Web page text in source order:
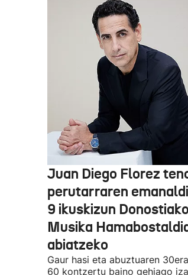
Juan Diego Florez
perutarraren
9 ikuskizun Donostiako
Musika
abiatzeko
Gaur hasi eta abuztuaren
60 kontzertu baino gehiago